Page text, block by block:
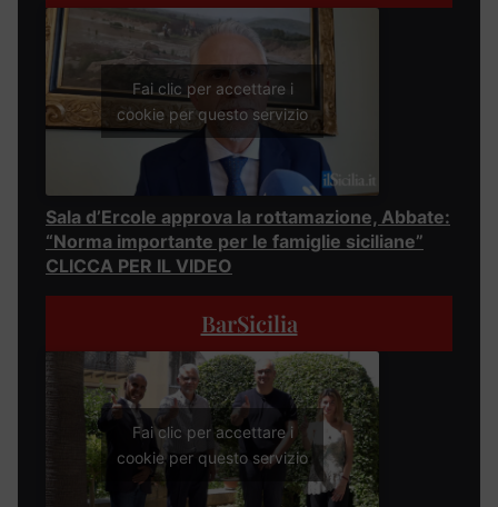
Fai clic per accettare i
cookie per questo servizio
Sala d’Ercole approva la rottamazione, Abbate:
“Norma importante per le famiglie siciliane”
CLICCA PER IL VIDEO
BarSicilia
Fai clic per accettare i
cookie per questo servizio